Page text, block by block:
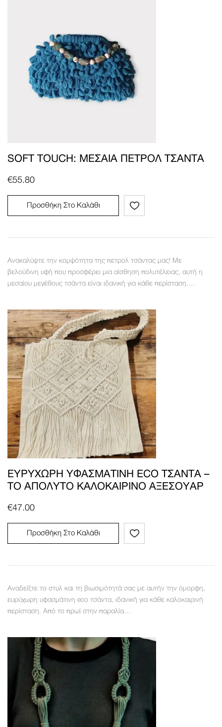
SOFT TOUCH: ΜΕΣΑΊΑ ΠΕΤΡΟΛ ΤΣΆΝΤΑ
€55.80
Προσθήκη Στο Καλάθι
Ανακαλύψτε την κομψότητα της πετρολ τσάντας μας! Με
βελούδινη υφή που προσφέρει μια αίσθηση πολυτέλειας, αυτή η
μεσαίου μεγέθους τσάντα είναι ιδανική για κάθε περίσταση.…
ΕΥΡΎΧΩΡΗ ΥΦΑΣΜΆΤΙΝΗ ECO ΤΣΆΝΤΑ –
ΤΟ ΑΠΌΛΥΤΟ ΚΑΛΟΚΑΙΡΙΝΌ ΑΞΕΣΟΥΆΡ
€47.00
Προσθήκη Στο Καλάθι
Αναδείξτε το στυλ και τη βιωσιμότητά σας με αυτήν την όμορφη,
ευρύχωρη υφασμάτινη eco τσάντα, ιδανική για κάθε καλοκαιρινή
περίσταση. Από το πρωί στην παραλία…